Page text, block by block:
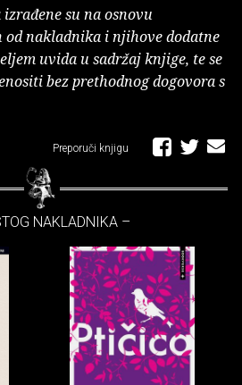
su na osnovu
nakladnika i njihove dodatne
uvida u sadržaj knjige, te se
bez prethodnog dogovora s
Preporuči knjigu
NAKLADNIKA –